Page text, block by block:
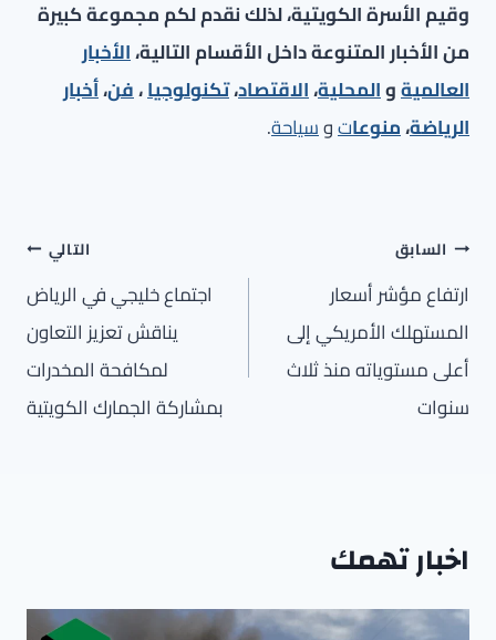
وقيم الأسرة الكويتية، لذلك نقدم لكم مجموعة كبيرة
من الأخبار المتنوعة داخل الأقسام التالية،الأخبار
العالميةوالمحلية،الاقتصاد،تكنولوجيا،فن،أخبار
الرياضة،منوعاتوسياحة.
تصفّح
المقالات
السابق
ارتفاع مؤشر أسعار
المستهلك الأمريكي إلى
أعلى مستوياته منذ ثلاث
سنوات
التالي
اجتماع خليجي في الرياض
يناقش تعزيز التعاون
لمكافحة المخدرات
بمشاركة الجمارك الكويتية
اخبار تهمك